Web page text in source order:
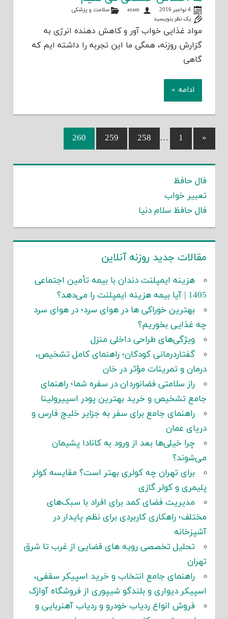
4 نوامبر 2016 azam
سلامت و پزشکی
یک نظر بنویسید
مواد غذایی خواب آور و کاهش دهنده انرژی به
گزارش روزنه، همگی ما این تجربه را داشته ایم که
گاهی
ادامه »
راهبری
نوشته‌ها
«
Previous
Posts
1
…
258
259
260
فال حافظ
تعبیر خواب
فال حافظ سلام دنیا
مقالات جدید روزنه آنلاین
هزینه ایمپلنت دندان با بیمه تأمین اجتماعی
1405 | آیا بیمه هزینه ایمپلنت را می‌دهد؟
بهترین خوراکی ها در هوای سرد؛ در هوای سرد
چه غذایی بخوریم؟
ویژگی‌های طراحی داخلی منزل
گفتاردرمانی کودکان؛ راهنمای کامل تشخیص،
درمان و تمرینات مؤثر در خان
راز سلامتی فضانوردان در سفره شما؛ راهنمای
جامع تشخیص و خرید بهترین پودر اسپیرولینا
راهنمای جامع برای سفر به جزایر خلیج فارس و
دریای عمان
چرا خیلی‌ها بعد از ورود به کانادا پشیمان
می‌شوند؟
برای تهران چه کولری بهتر است؟ مقایسه کولر
پلیمری و کولر گازی
مدیریت فضای کمد برای افراد با سبک‌های
مختلف؛ راهکاری کاربردی برای نظم پایدار در
آشپزخانه
تحلیل تخصصی رویه های قضایی از غرب تا شرق
تهران
راهنمای جامع انتخاب و خرید اسپیکر سقفی،
اسپیکر دیواری و بلندگو شیپوری از فروشگاه آوازک
فروش انواع ردیاب خودرو و ردیاب آهنربایی و